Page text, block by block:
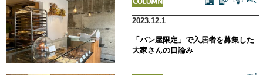
2023.12.1
「パン屋限定」で入居者を募集した
大家さんの目論み